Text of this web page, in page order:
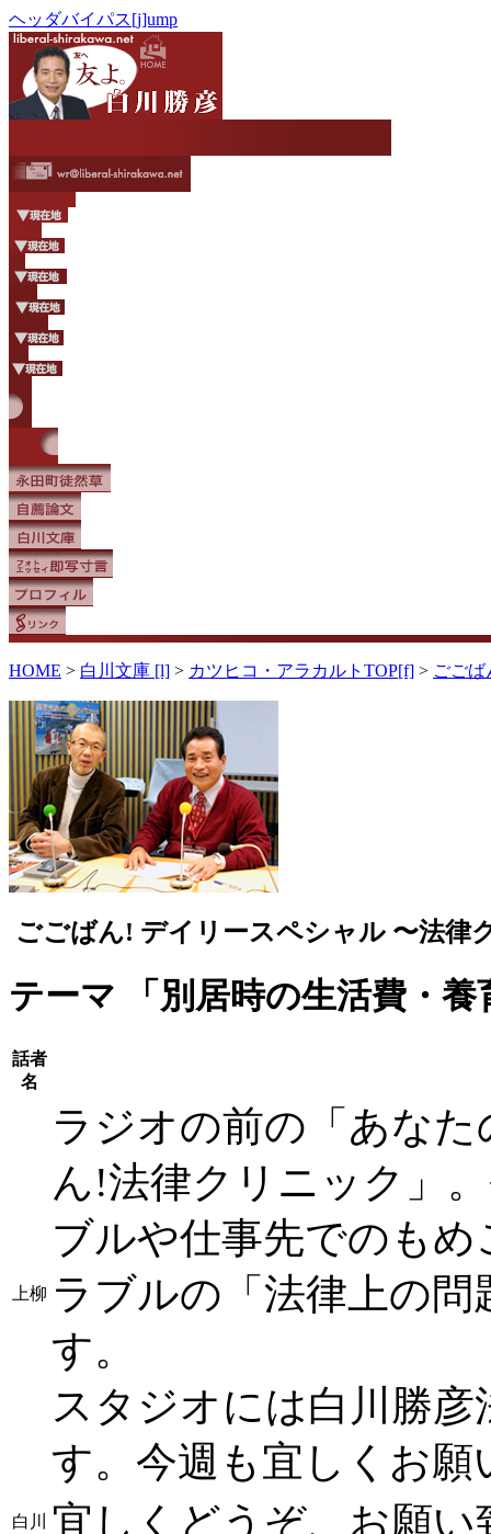
ヘッダバイパス[j]ump
HOME > 白川文庫 [l] > カツヒコ・アラカルトTOP[f] > ごご
ごごばん! デイリースペシャル 〜法律
テーマ 「別居時の生活費・
話者
名
上柳
ラジオの前の「あな
ん!法律クリニック」
ブルや仕事先でのも
ラブルの「法律上の
す。
スタジオには白川勝
す。今週も宜しくお願
白川 宜しくどうぞ、お願い